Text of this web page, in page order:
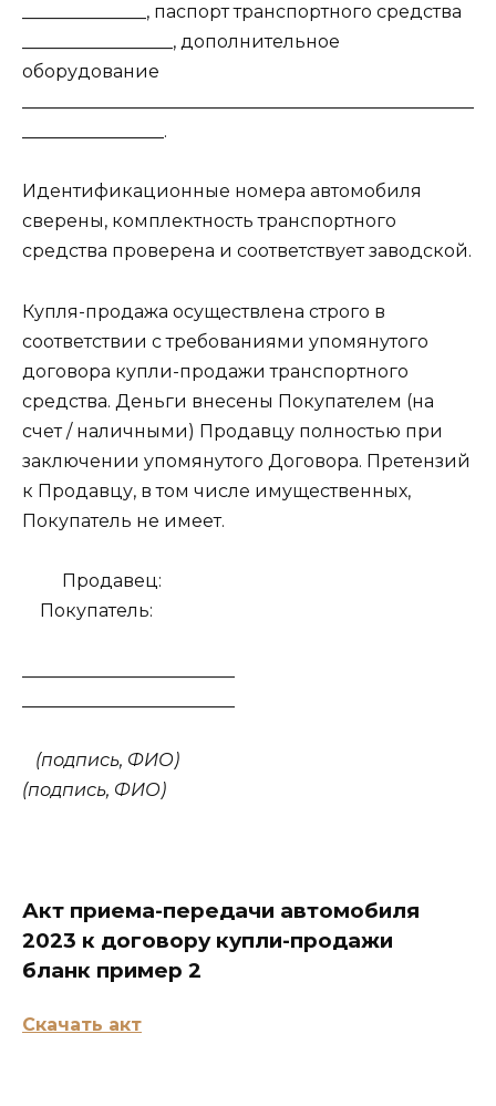
______________, паспорт транспортного средства
_________________, дополнительное
оборудование
________________.
Идентификационные номера автомобиля
сверены, комплектность транспортного
средства проверена и соответствует заводской.
Купля-продажа осуществлена строго в
соответствии с требованиями упомянутого
договора купли-продажи транспортного
средства. Деньги внесены Покупателем (на
счет / наличными) Продавцу полностью при
заключении упомянутого Договора. Претензий
к Продавцу, в том числе имущественных,
Покупатель не имеет.
Продавец:
Покупатель:
(подпись, ФИО)
(подпись, ФИО)
Акт приема-передачи автомобиля
2023 к договору купли-продажи
бланк пример 2
Скачать акт